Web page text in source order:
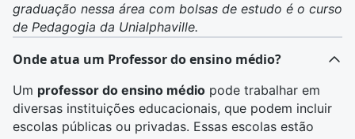
graduação nessa área com bolsas de estudo é o curso
de Pedagogia da Unialphaville.
Onde atua um Professor do ensino médio?
Um professor do ensino médio pode trabalhar em
diversas instituições educacionais, que podem incluir
escolas públicas ou privadas. Essas escolas estão